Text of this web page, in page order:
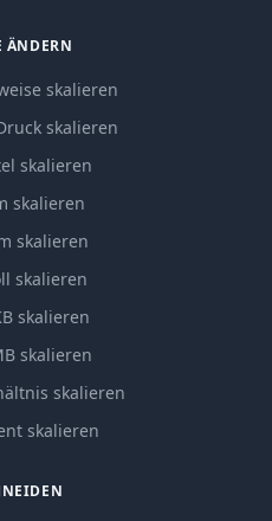
skalieren
skalieren
skalieren
skalieren
skalieren
skalieren
skalieren
skalieren
skalieren
skalieren